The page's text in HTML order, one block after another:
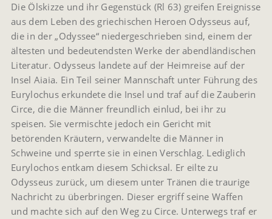
Die Ölskizze und ihr Gegenstück (Rl 63) greifen Ereignisse
aus dem Leben des griechischen Heroen Odysseus auf,
die in der „Odyssee“ niedergeschrieben sind, einem der
ältesten und bedeutendsten Werke der abendländischen
Literatur. Odysseus landete auf der Heimreise auf der
Insel Aiaia. Ein Teil seiner Mannschaft unter Führung des
Eurylochus erkundete die Insel und traf auf die Zauberin
Circe, die die Männer freundlich einlud, bei ihr zu
speisen. Sie vermischte jedoch ein Gericht mit
betörenden Kräutern, verwandelte die Männer in
Schweine und sperrte sie in einen Verschlag. Lediglich
Eurylochos entkam diesem Schicksal. Er eilte zu
Odysseus zurück, um diesem unter Tränen die traurige
Nachricht zu überbringen. Dieser ergriff seine Waffen
und machte sich auf den Weg zu Circe. Unterwegs traf er